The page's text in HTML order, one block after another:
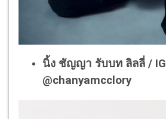
นิ้ง ชัญญา รับบท ลิลลี่ / IG
@chanyamcclory